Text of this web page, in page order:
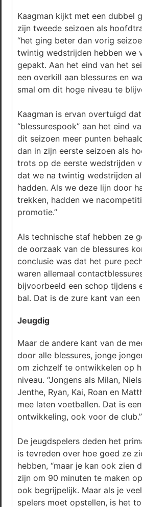
Kaagman kijkt met een dubbel
zijn tweede seizoen als
“het ging beter dan vorig
twintig wedstrijden hebben we
gepakt. Aan het eind van het
een overkill aan blessures en
smal om dit hoge niveau te
Kaagman is ervan overtuigd
“blessurespook” aan het eind
dit seizoen meer punten
dan in zijn eerste seizoen als
trots op de eerste wedstrijden
dat we na twintig wedstrijden
hadden. Als we deze lijn door
trekken, hadden we
promotie.”
Als technische staf hebben ze
de oorzaak van de blessures
conclusie was dat het pure
waren allemaal
bijvoorbeeld een schop tijdens
bal. Dat is de zure kant van
Jeugdig
Maar de andere kant van de
door alle blessures, jonge
om zichzelf te ontwikkelen op
niveau. “Jongens als Milan,
Jenthe, Ryan, Kai, Roan en
mee laten voetballen. Dat is
ontwikkeling, ook voor de club.”
De jeugdspelers deden het
is tevreden over hoe goed ze
hebben, “maar je kan ook zien
zijn om 90 minuten te maken
ook begrijpelijk. Maar als je
spelers moet opstellen, is het